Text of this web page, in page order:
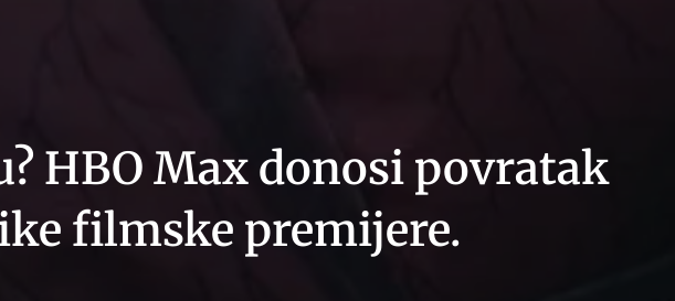
HBO Max donosi povratak
filmske premijere.